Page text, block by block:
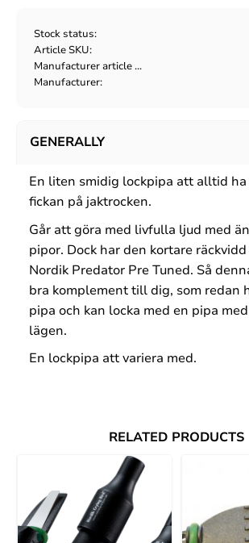
Stock status
Article SKU
Manufacturer article no
Manufacturer
GENERALLY
En liten smidig lockpipa att alltid ha
fickan på jaktrocken.
Går att göra med livfulla ljud med
pipor. Dock har den kortare
Nordik Predator Pre Tuned. Så
bra komplement till dig, som redan
pipa och kan locka med en pipa
lägen.
En lockpipa att variera med.
RELATED PRODUCTS